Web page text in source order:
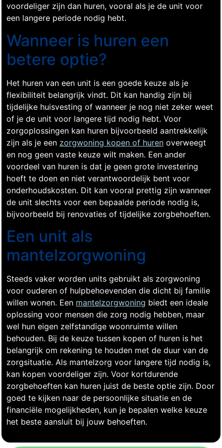
voordeliger zijn dan huren, vooral als je de unit voor
een langere periode nodig hebt.
Wanneer is huren een
betere optie?
Het huren van een unit is een goede keuze als je
flexibiliteit belangrijk vindt. Dit kan handig zijn bij
tijdelijke huisvesting of wanneer je nog niet zeker weet
of je de unit voor langere tijd nodig hebt. Voor
zorgoplossingen kan huren bijvoorbeeld aantrekkelijk
zijn als je een zorgwoning kopen of huren overweegt
en nog geen vaste keuze wilt maken. Een ander
voordeel van huren is dat je geen grote investering
hoeft te doen en niet verantwoordelijk bent voor
onderhoudskosten. Dit kan vooral prettig zijn wanneer
de unit slechts voor een bepaalde periode nodig is,
bijvoorbeeld bij renovaties of tijdelijke zorgbehoeften.
Een unit als
mantelzorgwoning
Steeds vaker worden units gebruikt als zorgwoning
voor ouderen of hulpbehoevenden die dicht bij familie
willen wonen. Een mantelzorgwoning biedt een ideale
oplossing voor mensen die zorg nodig hebben, maar
wel hun eigen zelfstandige woonruimte willen
behouden. Bij de keuze tussen kopen of huren is het
belangrijk om rekening te houden met de duur van de
zorgsituatie. Als mantelzorg voor langere tijd nodig is,
kan kopen voordeliger zijn. Voor kortdurende
zorgbehoeften kan huren juist de beste optie zijn. Door
goed te kijken naar de persoonlijke situatie en de
financiële mogelijkheden, kun je bepalen welke keuze
het beste aansluit bij jouw behoeften.